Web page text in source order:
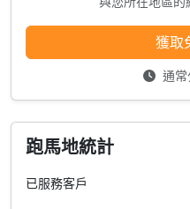
獲取
通
跑馬地統計
已服務客戶